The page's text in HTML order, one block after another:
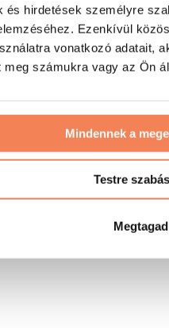
és hirdetések személyre
Ezenkívül
vonatkozó adatait,
számukra vagy az Ön
Mindennek a
Testre szabás
Megtagad